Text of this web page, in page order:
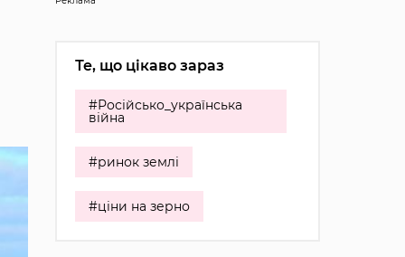
Те, що цікаво зараз
#Російсько_українська
війна
#ринок землі
#ціни на зерно